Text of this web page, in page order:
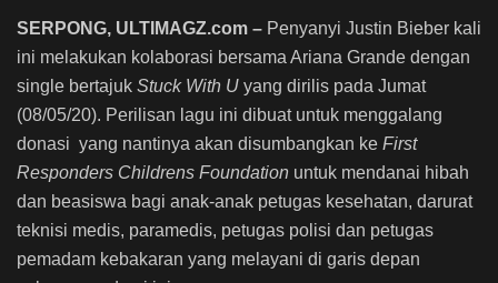
SERPONG, ULTIMAGZ.com – Penyanyi Justin Bieber kali
ini melakukan kolaborasi bersama Ariana Grande dengan
single bertajuk Stuck With U yang dirilis pada Jumat
(08/05/20). Perilisan lagu ini dibuat untuk menggalang
donasi yang nantinya akan disumbangkan ke First
Responders Childrens Foundation untuk mendanai hibah
dan beasiswa bagi anak-anak petugas kesehatan, darurat
teknisi medis, paramedis, petugas polisi dan petugas
pemadam kebakaran yang melayani di garis depan